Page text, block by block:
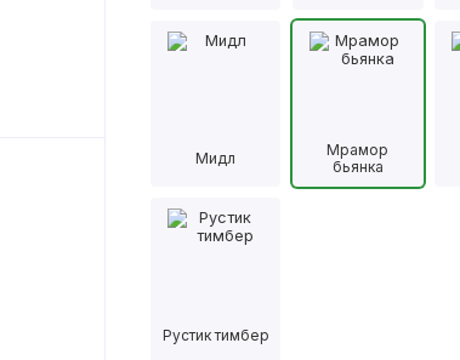
Мидл
Мрамор
бьянка
Рустик тимбер